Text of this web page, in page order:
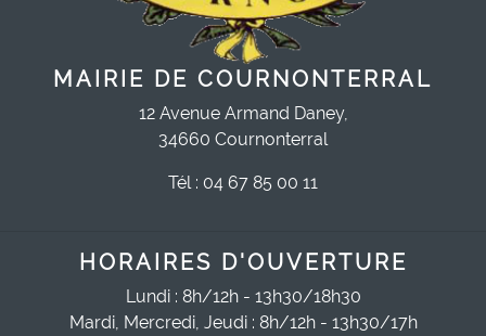
MAIRIE DE COURNONTERRAL
12 Avenue Armand Daney,
34660 Cournonterral
Tél : 04 67 85 00 11
HORAIRES D'OUVERTURE
Lundi : 8h/12h - 13h30/18h30
Mardi, Mercredi, Jeudi : 8h/12h - 13h30/17h